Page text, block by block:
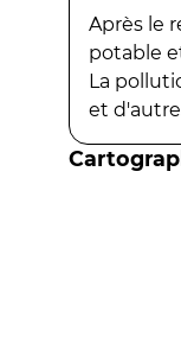
Après le
potable
La
et